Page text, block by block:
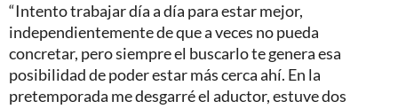
“Intento trabajar día a día para estar mejor,
independientemente de que a veces no pueda
concretar, pero siempre el buscarlo te genera esa
posibilidad de poder estar más cerca ahí. En la
pretemporada me desgarré el aductor, estuve dos